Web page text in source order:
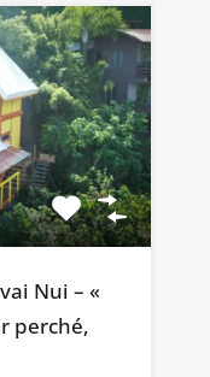
Nui – «
perché,